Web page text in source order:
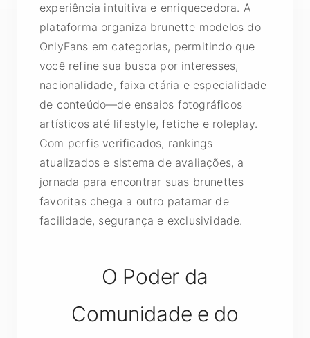
experiência intuitiva e enriquecedora. A
plataforma organiza brunette modelos do
OnlyFans em categorias, permitindo que
você refine sua busca por interesses,
nacionalidade, faixa etária e especialidade
de conteúdo—de ensaios fotográficos
artísticos até lifestyle, fetiche e roleplay.
Com perfis verificados, rankings
atualizados e sistema de avaliações, a
jornada para encontrar suas brunettes
favoritas chega a outro patamar de
facilidade, segurança e exclusividade.
O Poder da
Comunidade e do